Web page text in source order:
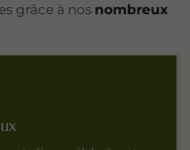
grâce à nos nombreux